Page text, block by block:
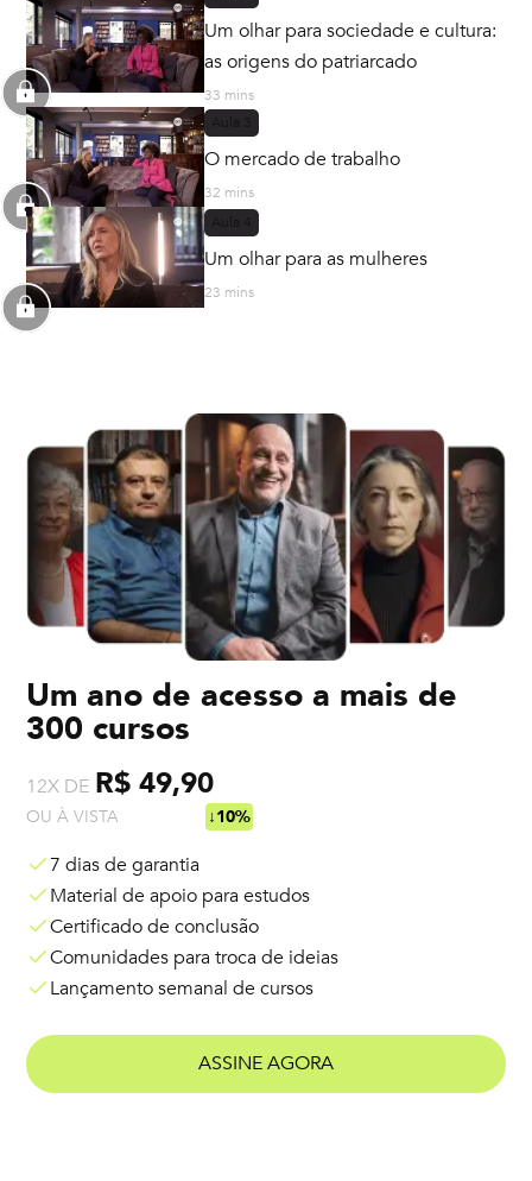
Um olhar para sociedade e cultura:
as origens do patriarcado
33 mins
O mercado de trabalho
32 mins
Um olhar para as mulheres
23 mins
Um ano de acesso a mais de
300 cursos
12X DE R$ 49,90
OU À VISTA ↓10%
7 dias de garantia
Material de apoio para estudos
Certificado de conclusão
Comunidades para troca de ideias
Lançamento semanal de cursos
ASSINE AGORA